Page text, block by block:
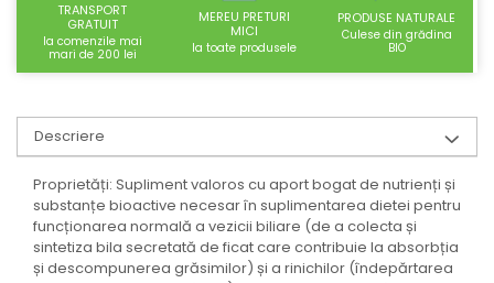
COSMETICE FAȚĂ
CREME CORP-MASAJ-MAINI -
CALCAIE
ULEIURI
CEAIURI
GEMODERIVATE
CREME AFECTIUNI PIELE
SUPOZITOARE
TRANSPORT
GRATUIT
la comenzile mai
mari de 200 lei
MEREU PRETURI
MICI
la toate produsele
PRODUSE NATURALE
Culese din grădina
BIO
Descriere
Proprietăți: Supliment valoros cu aport bogat de nutrienți și
substanțe bioactive necesar în suplimentarea dietei pentru
funcționarea normală a vezicii biliare (de a colecta și
sintetiza bila secretată de ficat care contribuie la absorbția
și descompunerea grăsimilor) și a rinichilor (îndepărtarea